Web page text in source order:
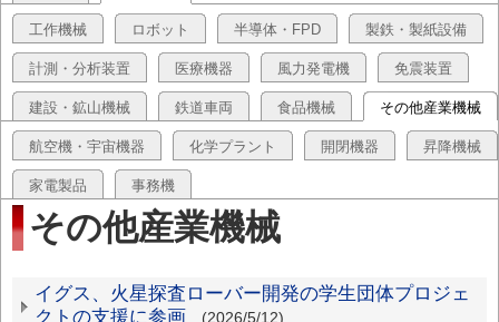
リ
リ
ン
ク
工作機械 ロボット 半導体・FPD 製鉄・製紙設備
計測・分析装置 医療機器 風力発電機 免震装置
建設・鉱山機械 鉄道車両 食品機械 その他産業機械
航空機・宇宙機器 化学プラント 開閉機器 昇降機械
家電製品 事務機
その他産業機械
イグス、火星探査ローバー開発の学生団体プロジェ
クトの支援に参画
(2026/5/12)